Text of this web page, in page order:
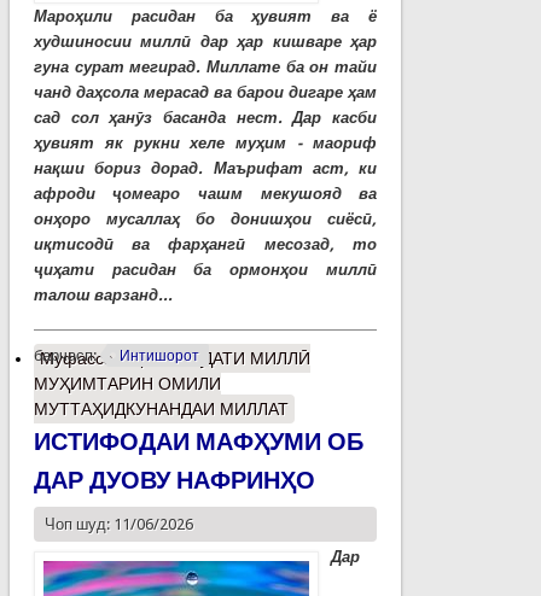
Мароҳили расидан ба ҳувият ва ё
худшиносии миллӣ дар ҳар кишваре ҳар
гуна сурат мегирад. Миллате ба он тайи
чанд даҳсола мерасад ва барои дигаре ҳам
сад сол ҳанӯз басанда нест. Дар касби
ҳувият як рукни хеле муҳим - маориф
нақши бориз дорад. Маърифат аст, ки
афроди ҷомеаро чашм мекушояд ва
онҳоро мусаллаҳ бо донишҳои сиёсӣ,
иқтисодӣ ва фарҳангӣ месозад, то
ҷиҳати расидан ба ормонҳои миллӣ
талош варзанд...
барчасп: Интишорот
Муфассалтаро ВАҲДАТИ МИЛЛӢ
МУҲИМТАРИН ОМИЛИ
МУТТАҲИДКУНАНДАИ МИЛЛАТ
ИСТИФОДАИ МАФҲУМИ ОБ
ДАР ДУОВУ НАФРИНҲО
Чоп шуд: 11/06/2026
Дар